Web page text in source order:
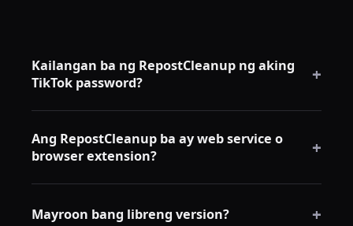
Kailangan ba ng RepostCleanup ng aking
TikTok password?
+
sariling browser, at ang RepostCleanup ay
gumagawa sa loob ng umiiral na session na iyon.
Ang RepostCleanup ba ay web service o
browser extension?
+
nagtatakbo nang lokal sa iyong browser — walang
Mayroon bang libreng version? +